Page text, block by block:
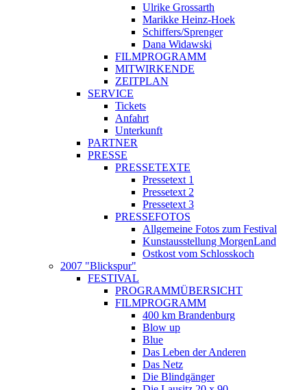
Ulrike Grossarth
Marikke Heinz-Hoek
Schiffers/Sprenger
Dana Widawski
FILMPROGRAMM
MITWIRKENDE
ZEITPLAN
SERVICE
Tickets
Anfahrt
Unterkunft
PARTNER
PRESSE
PRESSETEXTE
Pressetext 1
Pressetext 2
Pressetext 3
PRESSEFOTOS
Allgemeine Fotos zum Festival
Kunstausstellung MorgenLand
Ostkost vom Schlosskoch
2007 "Blickspur"
FESTIVAL
PROGRAMMÜBERSICHT
FILMPROGRAMM
400 km Brandenburg
Blow up
Blue
Das Leben der Anderen
Das Netz
Die Blindgänger